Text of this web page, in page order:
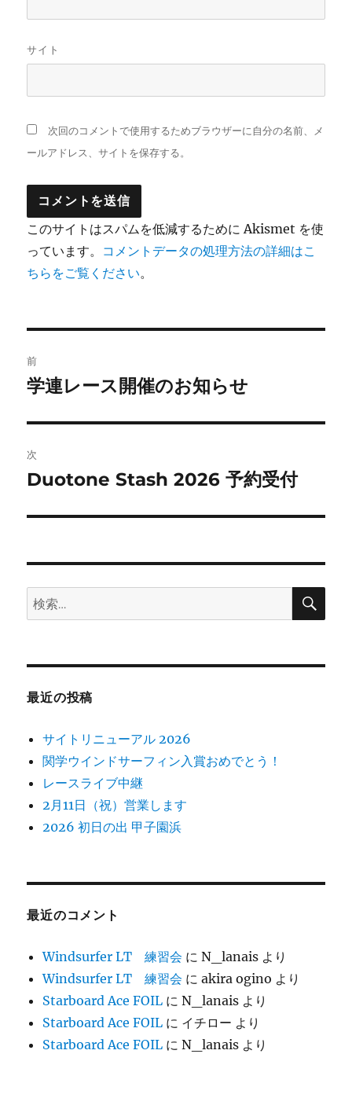
サイト
次回のコメントで使用するためブラウザーに自分の名前、メ
ールアドレス、サイトを保存する。
このサイトはスパムを低減するために Akismet を使
っています。 コメントデータの処理方法の詳細はこ
ちらをご覧ください。
稿
ビ
ゲ
ー
ン
前
前
投
稿:
学連レース開催のお知らせ
次
次
投
Duotone Stash 2026 予約受付
検
索:
検
最近の投稿
サイトリニューアル 2026
関学ウインドサーフィン入賞おめでとう！
レースライブ中継
2月11日（祝）営業します
2026 初日の出 甲子園浜
最近のコメント
Windsurfer LT 練習会 にN_lanais より
Windsurfer LT 練習会 にakira ogino より
Starboard Ace FOIL にN_lanais より
Starboard Ace FOIL に イチロー より
Starboard Ace FOIL にN_lanais より